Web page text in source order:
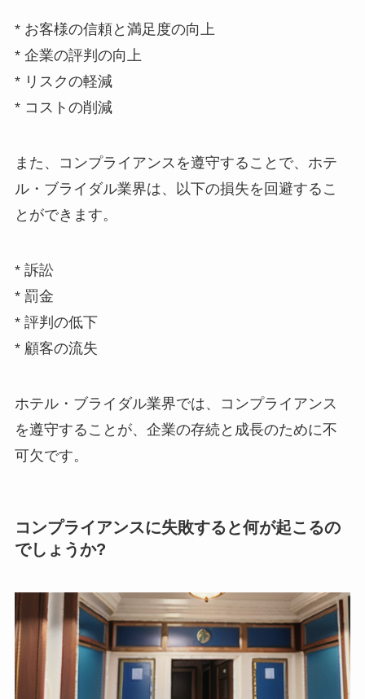
* お客様の信頼と満足度の向上
* 企業の評判の向上
* リスクの軽減
* コストの削減
また、コンプライアンスを遵守することで、ホテ
ル・ブライダル業界は、以下の損失を回避するこ
とができます。
* 訴訟
* 罰金
* 評判の低下
* 顧客の流失
ホテル・ブライダル業界では、コンプライアンス
を遵守することが、企業の存続と成長のために不
可欠です。
コンプライアンスに失敗すると何が起こるの
でしょうか?